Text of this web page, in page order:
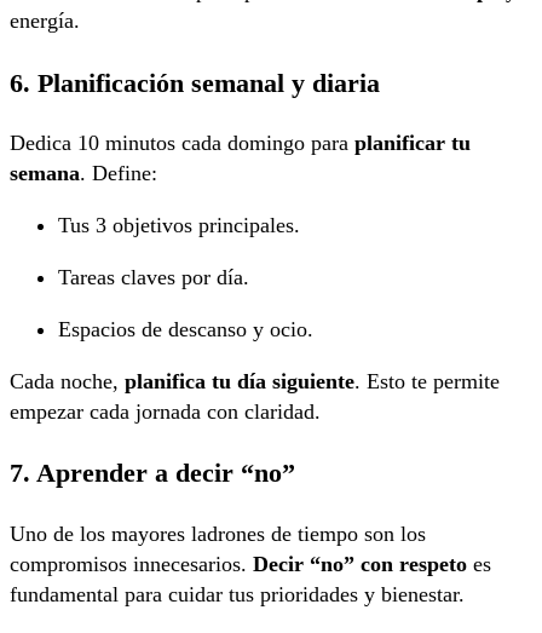
energía.
6. Planificación semanal y diaria
Dedica 10 minutos cada domingo para planificar tu
semana. Define:
Tus 3 objetivos principales.
Tareas claves por día.
Espacios de descanso y ocio.
Cada noche, planifica tu día siguiente. Esto te permite
empezar cada jornada con claridad.
7. Aprender a decir “no”
Uno de los mayores ladrones de tiempo son los
compromisos innecesarios. Decir “no” con respeto es
fundamental para cuidar tus prioridades y bienestar.